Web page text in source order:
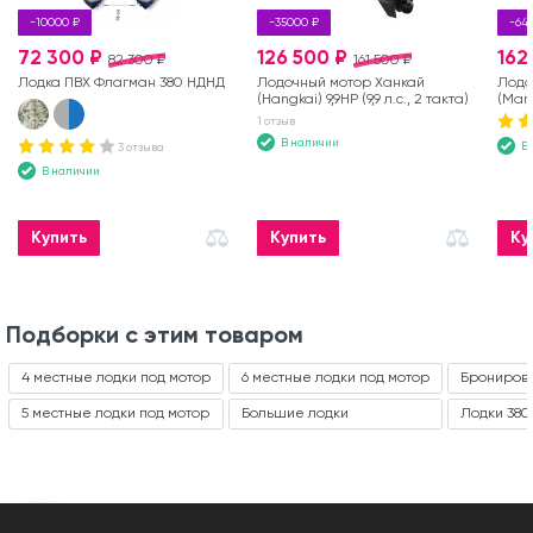
-10000 ₽
82 300 ₽
72 300 ₽
Лодка ПВХ Флагман 380 НДНД
3 отзыва
В наличии
Купить
-35000 ₽
161 500 ₽
126 500 ₽
Лодочный мотор Ханкай
(Hangkai) 9,9HP (9,9 л.с., 2 такта)
1 отзыв
В наличии
Купить
-
В
Подборки с этим товаром
4 местные лодки под мотор
5 местные лодки под мотор
6 местные лодки под мотор
Большие лодки Лодки 380